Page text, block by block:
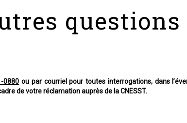
le plus rapidement possible et vous devez prendre
je crains d’être exposée à la COVID-19 dans le cadre de
0880 ou par courriel pour toutes interrogations, dans
de votre réclamation auprès de la CNESST.